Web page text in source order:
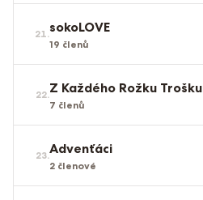
21.sokoLOVE
19 členů
22.Z Každého Rožku Trošku
7 členů
23.Advenťáci
2 členové